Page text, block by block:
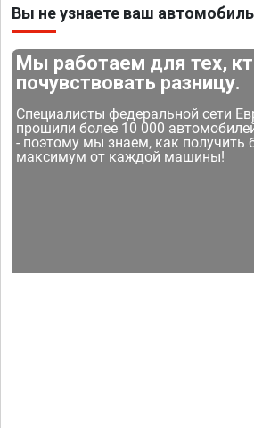
Вы не узнаете ваш
Мы работаем для тех,
почувствовать разницу.
Специалисты федеральной сети
прошили более 10 000
- поэтому мы знаем, как получить
максимум от каждой машины!